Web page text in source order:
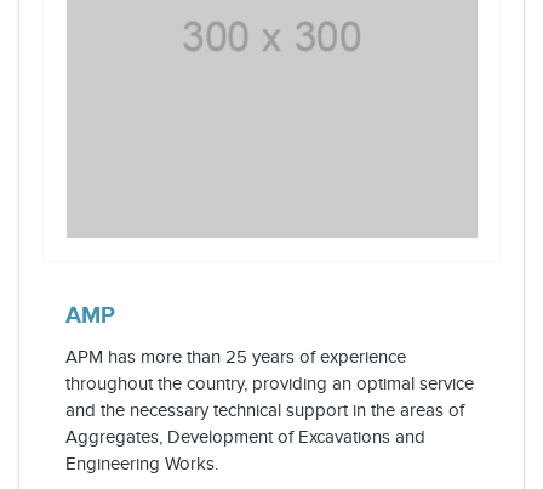
AMP
APM has more than 25 years of experience
throughout the country, providing an optimal service
and the necessary technical support in the areas of
Aggregates, Development of Excavations and
Engineering Works.